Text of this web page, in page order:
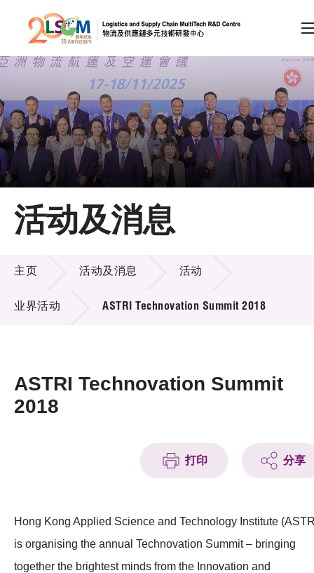
跳到内容（按回车键）
会员登录
A A EN 繁 简
主页
关于LSCM
技术商品化
项目及资助计划
活动及消息
奖项
会籍
活动及消息
活动及消息
主页 活动及消息 活动
业界活动 ASTRI Technovation Summit 2018
ASTRI Technovation Summit
2018
打印 分享
Hong Kong Applied Science and Technology Institute
is organising the annual Technovation Summit – bringing
together the brightest minds from the Innovation and